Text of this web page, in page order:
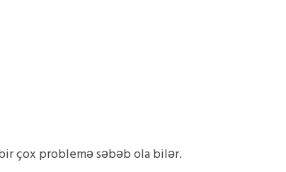
çox problemə səbəb ola bilər.